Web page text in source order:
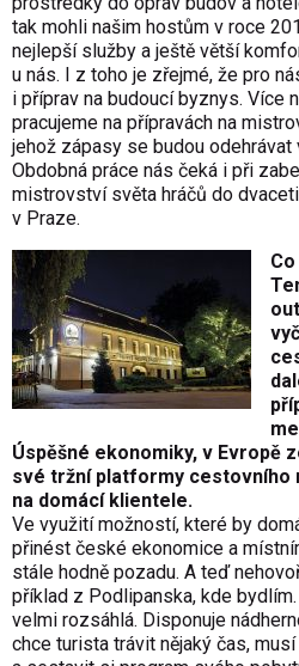
tak mohli našim hostům v roce
nejlepší služby a ještě větší
u nás. I z toho je zřejmé, že pro
i příprav na budoucí byznys. Více
pracujeme na přípravách na
jehož zápasy se budou odehrávat
Obdobná práce nás čeká i při
mistrovství světa hráčů do
v Praze.
Úspěšné ekonomiky, v Evropě
své tržní platformy cestovního
na domácí klientele.
Ve využití možností, které by
přinést české ekonomice a
stále hodně pozadu. A teď
příklad z Podlipanska, kde
velmi rozsáhlá. Disponuje
chce turista trávit nějaký čas,